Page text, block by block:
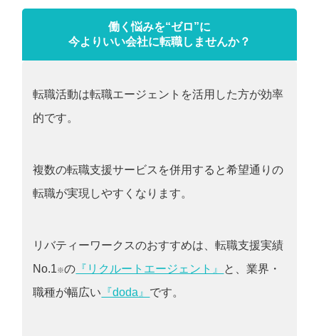
働く悩みを“ゼロ”に
今よりいい会社に転職しませんか？
転職活動は転職エージェントを活用した方が効率
的です。
複数の転職支援サービスを併用すると希望通りの
転職が実現しやすくなります。
リバティーワークスのおすすめは、転職支援実績
No.1※の 『リクルートエージェント』 と、業界・
職種が幅広い 『doda』 です。